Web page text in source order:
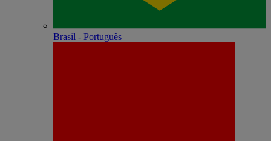
Brasil - Português